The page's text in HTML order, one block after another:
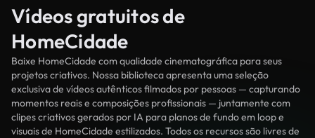
Vídeos gratuitos de
HomeCidade
Baixe HomeCidade com qualidade cinematográfica para seus
projetos criativos. Nossa biblioteca apresenta uma seleção
exclusiva de vídeos autênticos filmados por pessoas — capturando
momentos reais e composições profissionais — juntamente com
clipes criativos gerados por IA para planos de fundo em loop e
visuais de HomeCidade estilizados. Todos os recursos são livres de